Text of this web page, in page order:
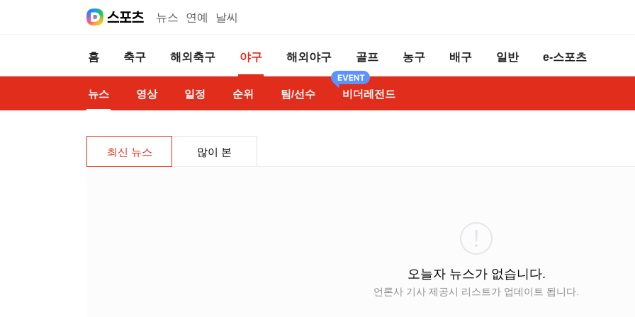
뉴스 연예 날씨
홈 축구 해외축구 야구 해외야구 골프 농구 배구 일반 e-스포츠
뉴스 영상 일정 순위 팀/선수 비더레전드
최신 뉴스 많이 본
오늘자 뉴스가 없습니다.
언론사 기사 제공시 리스트가 업데이트 됩니다.